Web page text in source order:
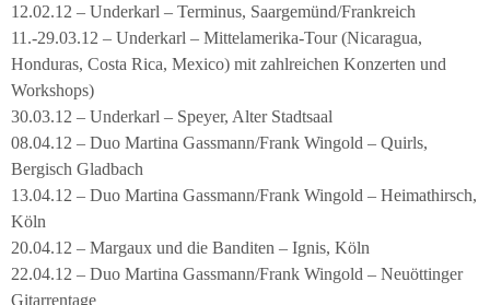
12.02.12 – Underkarl – Terminus, Saargemünd/Frankreich
11.-29.03.12 – Underkarl – Mittelamerika-Tour (Nicaragua,
Honduras, Costa Rica, Mexico) mit zahlreichen Konzerten und
Workshops)
30.03.12 – Underkarl – Speyer, Alter Stadtsaal
08.04.12 – Duo Martina Gassmann/Frank Wingold – Quirls,
Bergisch Gladbach
13.04.12 – Duo Martina Gassmann/Frank Wingold – Heimathirsch,
Köln
20.04.12 – Margaux und die Banditen – Ignis, Köln
22.04.12 – Duo Martina Gassmann/Frank Wingold – Neuöttinger
Gitarrentage